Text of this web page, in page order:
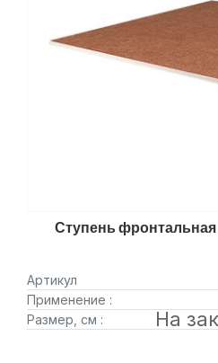
Ступень
Артикул
Применение :
Размер, см :
На